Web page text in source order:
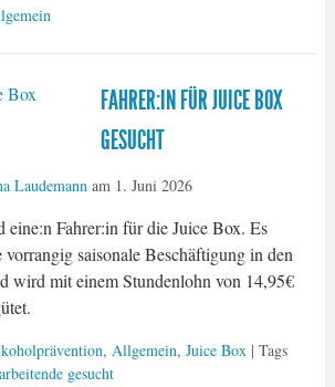
FAHRER:IN FÜR JUICE BOX
GESUCHT
Laudemann am 1. Juni 2026
eine:n Fahrer:in für die Juice Box. Es
saisonale Beschäftigung in den
wird mit einem Stundenlohn von 14,95€
, Allgemein, Juice Box | Tags
gesucht